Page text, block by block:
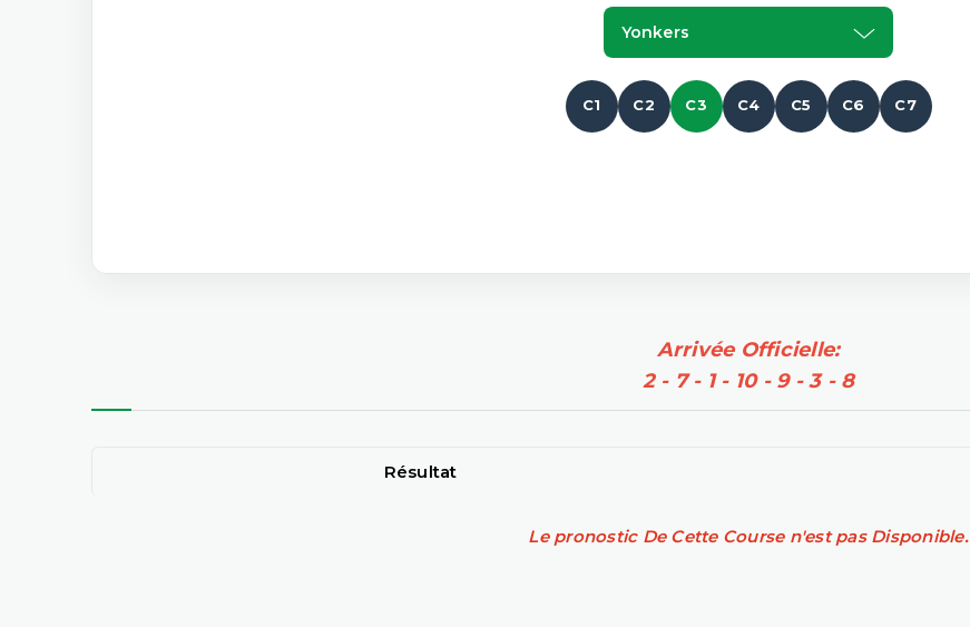
Yonkers
C1 C2 C3 C4 C5 C6 C7
Arrivée Officielle:
2 - 7 - 1 - 10 - 9 - 3 - 8
Résultat
Le pronostic De Cette Course n'est pas Disponible.